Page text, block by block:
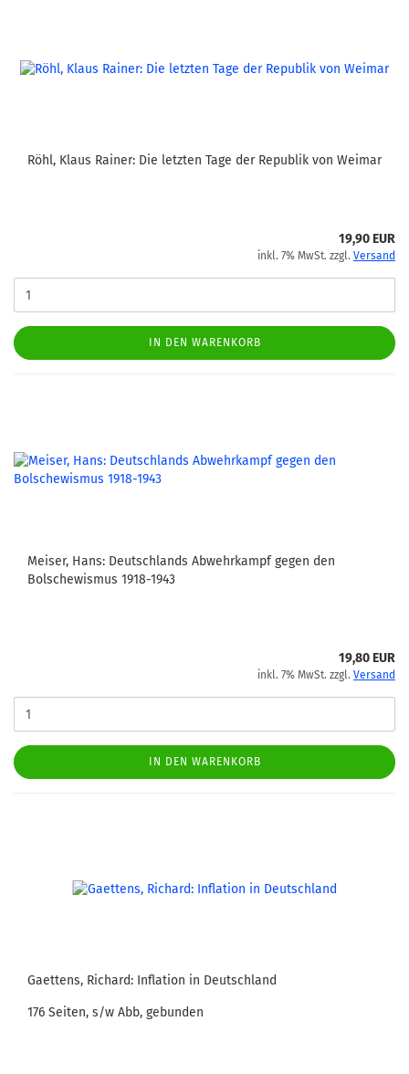
Röhl, Klaus Rainer: Die letzten Tage der Republik von Weimar
19,90 EUR
inkl. 7% MwSt. zzgl. Versand
IN DEN WARENKORB
Meiser, Hans: Deutschlands Abwehrkampf gegen den
Bolschewismus 1918-1943
19,80 EUR
inkl. 7% MwSt. zzgl. Versand
IN DEN WARENKORB
Gaettens, Richard: Inflation in Deutschland
176 Seiten, s/w Abb, gebunden